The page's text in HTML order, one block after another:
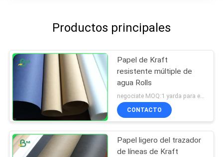
Productos principales
Papel de Kraft
resistente múltiple de
agua Rolls
negociate MOQ:1 yarda para el papel de Kraft lavado
CONTACTO
Papel ligero del trazador
de líneas de Kraft